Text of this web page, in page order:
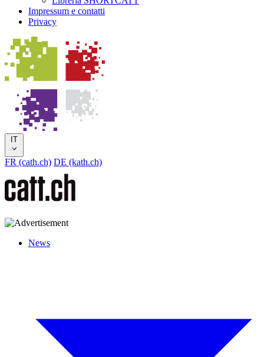
Impressum e contatti
Privacy
IT
FR (cath.ch) DE (kath.ch)
News